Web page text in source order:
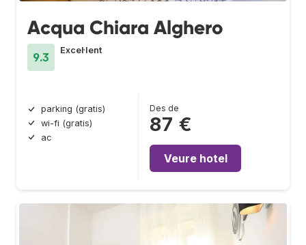
Acqua Chiara Alghero
9.3
Excel·lent
parking (gratis)
wi-fi (gratis)
ac
Des de
87 €
Veure hotel